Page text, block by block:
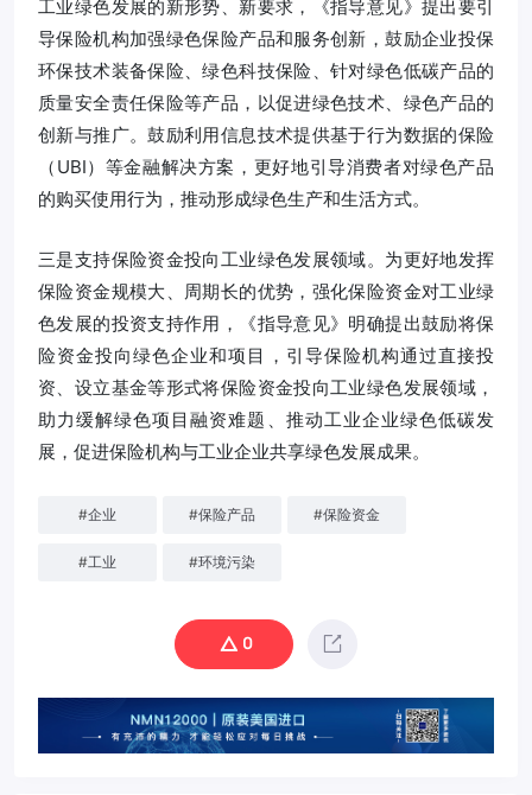
工业绿色发展的新形势、新要求，《指导意见》提出要引
导保险机构加强绿色保险产品和服务创新，鼓励企业投保
环保技术装备保险、绿色科技保险、针对绿色低碳产品的
质量安全责任保险等产品，以促进绿色技术、绿色产品的
创新与推广。鼓励利用信息技术提供基于行为数据的保险
（UBI）等金融解决方案，更好地引导消费者对绿色产品
的购买使用行为，推动形成绿色生产和生活方式。
三是支持保险资金投向工业绿色发展领域。为更好地发挥
保险资金规模大、周期长的优势，强化保险资金对工业绿
色发展的投资支持作用，《指导意见》明确提出鼓励将保
险资金投向绿色企业和项目，引导保险机构通过直接投
资、设立基金等形式将保险资金投向工业绿色发展领域，
助力缓解绿色项目融资难题、推动工业企业绿色低碳发
展，促进保险机构与工业企业共享绿色发展成果。
#企业 #保险产品 #保险资金
#工业 #环境污染
0